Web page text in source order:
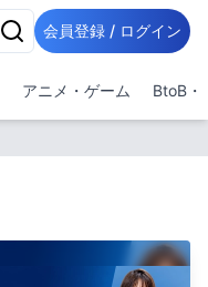
会員登録 / ログイン
アニメ・ゲーム BtoB・